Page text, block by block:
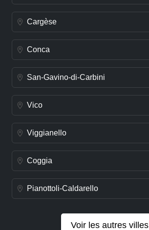
Cargèse
Conca
San-Gavino-di-Carbini
Vico
Viggianello
Coggia
Pianottoli-Caldarello
Voir les autres villes